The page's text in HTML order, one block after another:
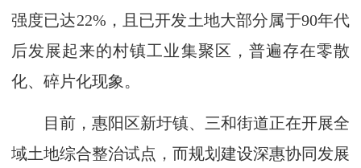
强度已达22%，且已开发土地大部分属于90年代
后发展起来的村镇工业集聚区，普遍存在零散
化、碎片化现象。
目前，惠阳区新圩镇、三和街道正在开展全
域土地综合整治试点，而规划建设深惠协同发展